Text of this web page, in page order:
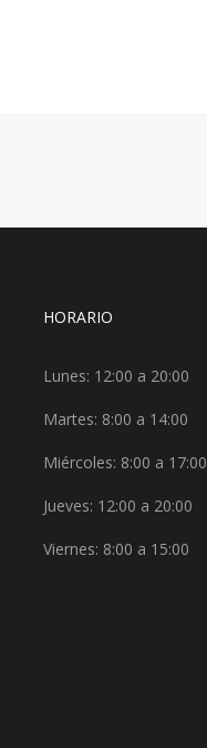
HORARIO
Lunes: 12:00 a 20:00
Martes: 8:00 a 14:00
Miércoles: 8:00 a 17:00
Jueves: 12:00 a 20:00
Viernes: 8:00 a 15:00